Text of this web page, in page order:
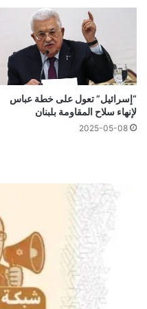
“إسرائيل” تعول على خطة عباس
لإنهاء سلاح المقاومة بلبنان
2025-05-08